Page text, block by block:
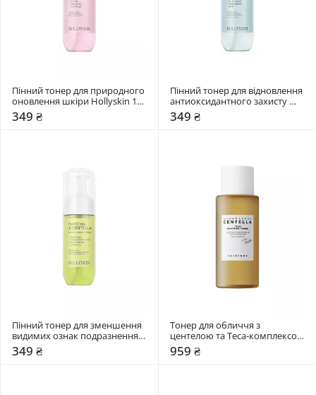
Пінний тонер для природного
оновлення шкіри Hollyskin 150
мл
349 ₴
Пінний тонер для відновлення
антиоксидантного захисту
шкіри Hollyskin 150 мл
349 ₴
Пінний тонер для зменшення
видимих ознак подразнення
Hollyskin 150 мл
349 ₴
Тонер для обличчя з
центелою та Teca-комплексом
SKIN1004 210 мл
959 ₴